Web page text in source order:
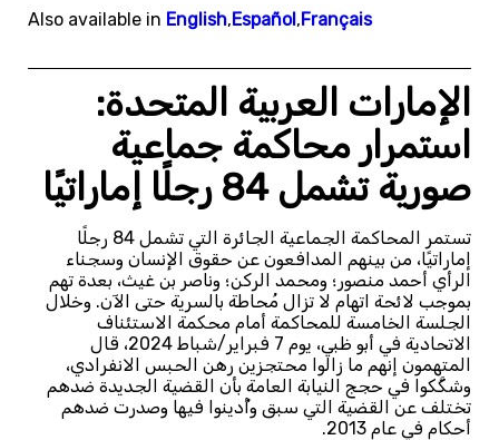
Also available in English,Español,Français
الإمارات العربية المتحدة:
استمرار محاكمة جماعية
صورية تشمل 84 رجلًا إماراتيًا
تستمر المحاكمة الجماعية الجائرة التي تشمل 84 رجلًا
إماراتيًا، من بينهم المدافعون عن حقوق الإنسان وسجناء
الرأي أحمد منصور؛ ومحمد الركن؛ وناصر بن غيث، بعدة تهم
بموجب لائحة اتهام لا تزال مُحاطة بالسرية حتى الآن. وخلال
الجلسة الخامسة للمحاكمة أمام محكمة الاستئناف
الاتحادية في أبو ظبي، يوم 7 فبراير/شباط 2024، قال
المتهمون إنهم ما زالوا محتجزين رهن الحبس الانفرادي،
وشكَّكوا في حجج النيابة العامة بأن القضية الجديدة ضدهم
تختلف عن القضية التي سبق وأُدينوا فيها وصدرت ضدهم
أحكام في عام 2013.